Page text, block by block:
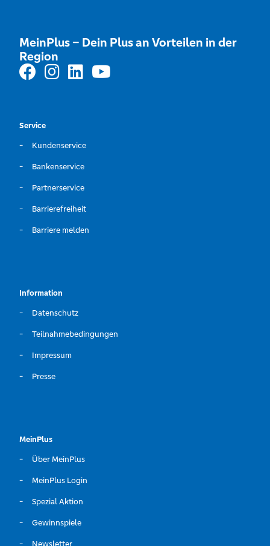
MeinPlus – Dein Plus an Vorteilen in der
Region
Service
Kundenservice
Bankenservice
Partnerservice
Barrierefreiheit
Barriere melden
Information
Datenschutz
Teilnahmebedingungen
Impressum
Presse
MeinPlus
Über MeinPlus
MeinPlus Login
Spezial Aktion
Gewinnspiele
Newsletter